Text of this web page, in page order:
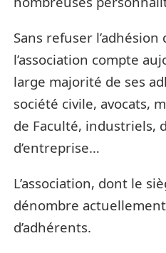
Sans refuser l’adhésion
l’association compte
large majorité de ses
société civile, avocats,
de Faculté, industriels,
d’entreprise…
L’association, dont le
dénombre
d’adhérents.